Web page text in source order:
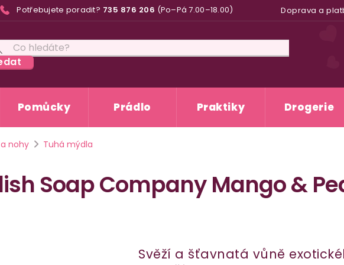
Potřebujete poradit? 735 876 206 (Po–Pá 7.00–18.00) Doprava a
Pomůcky Prádlo Praktiky Drogerie
nohy Tuhá mýdla
Soap Company Mango &
Svěží a šťavnatá vůně